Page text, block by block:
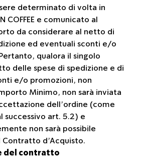
determinato di volta in
COFFEE e comunicato al
da considerare al netto di
ed eventuali sconti e/o
qualora il singolo
delle spese di spedizione e di
e/o promozioni, non
Minimo, non sarà inviata
dell’ordine (come
successivo art. 5.2) e
non sarà possibile
Contratto d’Acquisto.
del contratto